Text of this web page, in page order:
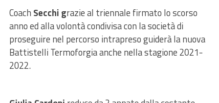
Coach Secchi grazie al triennale firmato lo scorso
anno ed alla volontà condivisa con la società di
proseguire nel percorso intrapreso guiderà la nuova
Battistelli Termoforgia anche nella stagione 2021-
2022.